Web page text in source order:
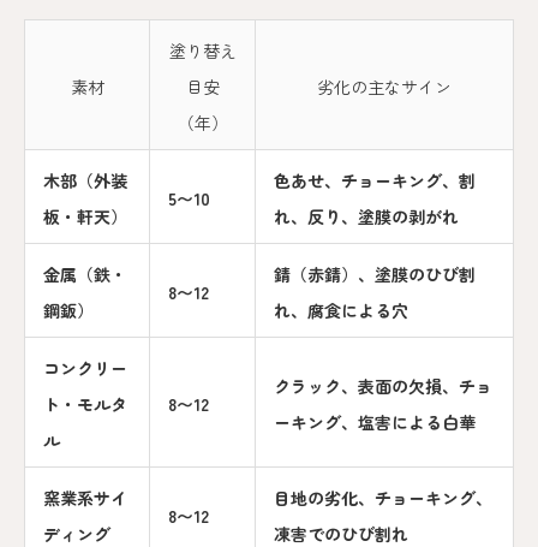
素材
塗り替え
目安
（年）
劣化の主なサイン
木部（外装
板・軒天）
5〜10
色あせ、チョーキング、割
れ、反り、塗膜の剥がれ
金属（鉄・
鋼鈑）
8〜12
錆（赤錆）、塗膜のひび割
れ、腐食による穴
コンクリー
ト・モルタ
ル
8〜12
クラック、表面の欠損、チョ
ーキング、塩害による白華
窯業系サイ
ディング
8〜12
目地の劣化、チョーキング、
凍害でのひび割れ